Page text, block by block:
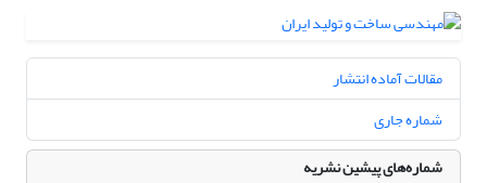
مقالات آماده انتشار
شماره جاری
شماره‌های پیشین نشریه